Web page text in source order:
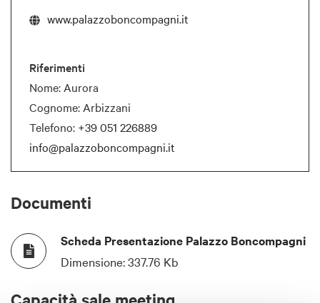
www.palazzoboncompagni.it
Riferimenti
Nome: Aurora
Cognome: Arbizzani
Telefono: +39 051 226889
info@palazzoboncompagni.it
Documenti
Scheda Presentazione Palazzo Boncompagni
Dimensione:337.76 Kb